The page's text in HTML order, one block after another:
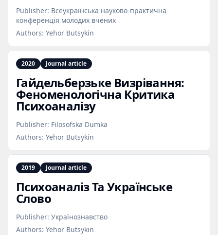
Publisher: Всеукраїнська науково-практична
конференція молодих вчених
Authors: Yehor Butsykin
2020 Journal article
Гайдельберзьке Визрівання:
Феноменологічна Критика
Психоаналізу
Publisher: Filosofska Dumka
Authors: Yehor Butsykin
2019 Journal article
Психоаналіз Та Українське
Слово
Publisher: Українознавство
Authors: Yehor Butsykin